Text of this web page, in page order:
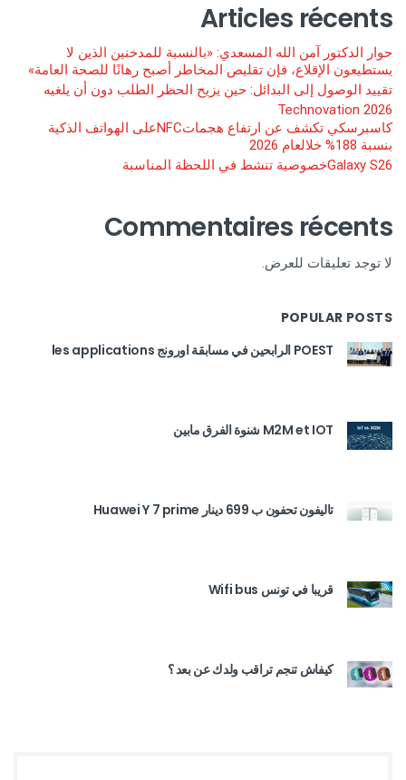
Articles récents
حوار الدكتور آمن الله المسعدي: «بالنسبة للمدخنين الذين لا
يستطيعون الإقلاع، فإن تقليص المخاطر أصبح رهانًا للصحة العامة»
تقييد الوصول إلى البدائل: حين يزيح الحظر الطلب دون أن يلغيه
Technovation 2026
كاسبرسكي تكشف عن ارتفاع هجماتNFCعلى الهواتف الذكية
بنسبة 188% خلالعام 2026
Galaxy S26خصوصية تنشط في اللحظة المناسبة
Commentaires récents
لا توجد تعليقات للعرض.
POPULAR POSTS
POEST الرابحين في مسابقة اورونج les applications
M2M et IOT شنوة الفرق مابين
تاليفون تحفون ب 699 دينار Huawei Y 7 prime
قريبا في تونس Wifi bus
كيفاش تنجم تراقب ولدك عن بعد ؟